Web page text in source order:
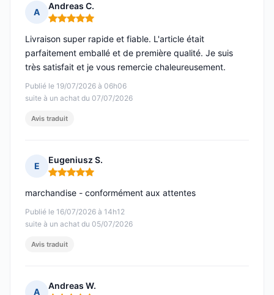
A
Andreas C.
Note : 5 sur 5
Publié le 19/07/2026 à 06h06
suite à un achat du 07/07/2026
Livraison super rapide et fiable. L'article était
parfaitement emballé et de première qualité. Je suis
très satisfait et je vous remercie chaleureusement.
Avis traduit
E
Eugeniusz S.
Note : 5 sur 5
Publié le 16/07/2026 à 14h12
suite à un achat du 05/07/2026
marchandise - conformément aux attentes
Avis traduit
A
Andreas W.